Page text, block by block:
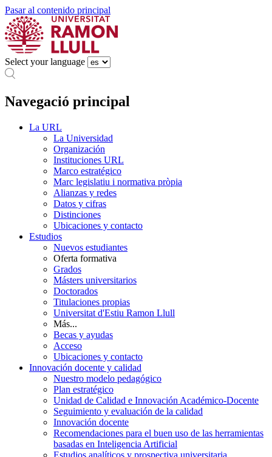
Pasar al contenido principal
Select your language
Navegació principal
La URL
La Universidad
Organización
Instituciones URL
Marco estratégico
Marc legislatiu i normativa pròpia
Alianzas y redes
Datos y cifras
Distinciones
Ubicaciones y contacto
Estudios
Nuevos estudiantes
Oferta formativa
Grados
Másters universitarios
Doctorados
Titulaciones propias
Universitat d'Estiu Ramon Llull
Más...
Becas y ayudas
Acceso
Ubicaciones y contacto
Innovación docente y calidad
Nuestro modelo pedagógico
Plan estratégico
Unidad de Calidad e Innovación Académico-Docente
Seguimiento y evaluación de la calidad
Innovación docente
Recomendaciones para el buen uso de las herramientas
basadas en Inteligencia Artificial
Estudios analíticos y prospectiva universitaria